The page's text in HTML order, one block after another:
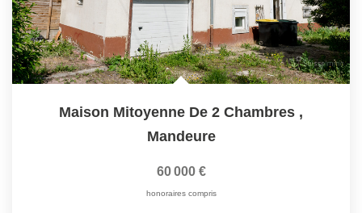
Maison Mitoyenne De 2 Chambres ,
Mandeure
60 000 €
honoraires compris